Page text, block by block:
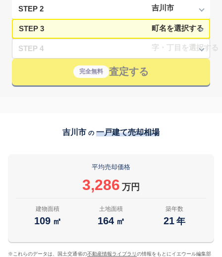
STEP 2
STEP 3
STEP 4
完全無料 査定する
吉川市 の 一戸建て売却相場
平均売却価格
3,286 万円
建物面積
109 ㎡
土地面積
164 ㎡
築年数
21 年
※ これらのデータは、国土交通省の不動産情報ライブラリの情報をもとにイエウール編集部